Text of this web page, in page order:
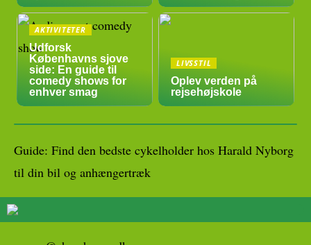
AKTIVITETER
Udforsk
Københavns sjove
side: En guide til
comedy shows for
enhver smag
LIVSSTIL
Oplev verden på
rejsehøjskole
Guide: Find den bedste cykelholder hos Harald Nyborg
til din bil og anhængertræk